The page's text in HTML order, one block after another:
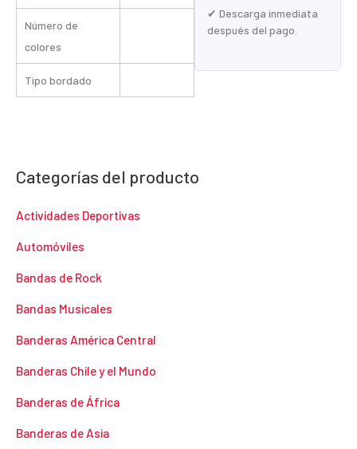
Número de
colores
Tipo bordado
✔ Descarga inmediata
después del pago.
Categorías del producto
Actividades Deportivas
Automóviles
Bandas de Rock
Bandas Musicales
Banderas América Central
Banderas Chile y el Mundo
Banderas de África
Banderas de Asia